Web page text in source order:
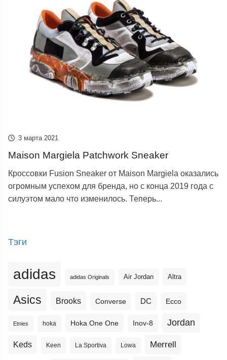
3 марта 2021
Maison Margiela Patchwork Sneaker
Кроссовки Fusion Sneaker от Maison Margiela оказались
огромным успехом для бренда, но с конца 2019 года с
силуэтом мало что изменилось. Теперь...
Тэги
adidas adidas Originals Air Jordan Altra
Asics Brooks Converse DC Ecco
Etnies hoka Hoka One One Inov-8 Jordan
Keds Keen La Sportiva Lowa Merrell